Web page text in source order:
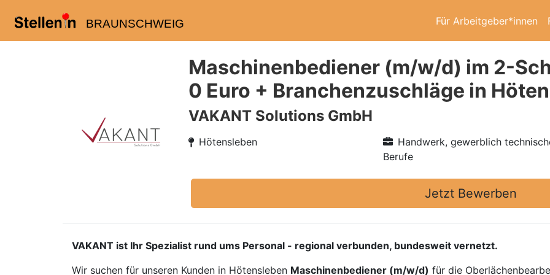
BRAUNSCHWEIG Für Arbeitgeber*innen
Maschinenbediener (m/w/d) im 2-
0 Euro + Branchenzuschläge in
VAKANT Solutions GmbH
Hötensleben
Handwerk, gewerblich
Berufe
Jetzt Bewerben
VAKANT ist Ihr Spezialist rund ums Personal - regional verbunden, bundesweit vernetzt.
Wir suchen für unseren Kunden in Hötensleben Maschinenbediener (m/w/d) für die